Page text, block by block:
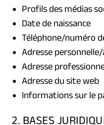
Profils des médias
Date de naissance
Téléphone/numéro
Adresse
Adresse
Adresse du site web
Informations sur le
2. BASES